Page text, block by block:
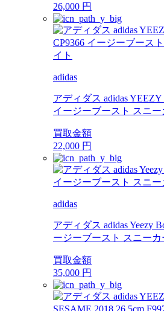
26,000 円
adidas
アディダス adidas
イージーブースト スニー
買取金額
22,000 円
adidas
アディダス adidas Yeezy
ージーブースト スニーカ
買取金額
35,000 円